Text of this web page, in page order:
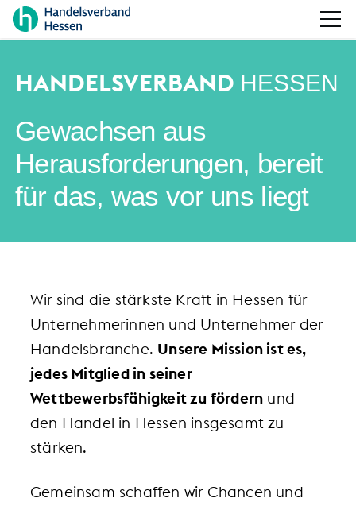
HANDELSVERBAND HESSEN
Gewachsen aus
Herausforderungen, bereit
für das, was vor uns liegt
Wir sind die stärkste Kraft in Hessen für
Unternehmerinnen und Unternehmer der
Handelsbranche. Unsere Mission ist es,
jedes Mitglied in seiner
Wettbewerbsfähigkeit zu fördern und
den Handel in Hessen insgesamt zu
stärken.
Gemeinsam schaffen wir Chancen und